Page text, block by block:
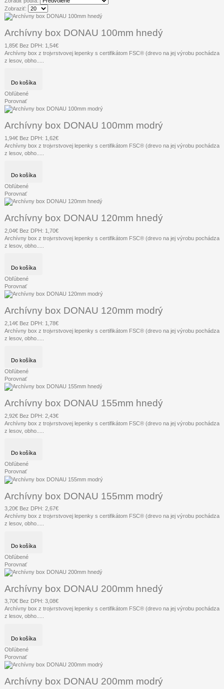
Zobraziť:
Archívny box DONAU 100mm hnedý
1,85€ Bez DPH: 1,54€
Archívny box z trojvrstvovej lepenky s certifikátom FSC® (drevo na jej výrobu pochádza
z lesov, obho.....
Do košíka
Obľúbené
Porovnať
Archívny box DONAU 100mm modrý
1,94€ Bez DPH: 1,62€
Archívny box z trojvrstvovej lepenky s certifikátom FSC® (drevo na jej výrobu pochádza
z lesov, obho.....
Do košíka
Obľúbené
Porovnať
Archívny box DONAU 120mm hnedý
2,04€ Bez DPH: 1,70€
Archívny box z trojvrstvovej lepenky s certifikátom FSC® (drevo na jej výrobu pochádza
z lesov, obho.....
Do košíka
Obľúbené
Porovnať
Archívny box DONAU 120mm modrý
2,14€ Bez DPH: 1,78€
Archívny box z trojvrstvovej lepenky s certifikátom FSC® (drevo na jej výrobu pochádza
z lesov, obho.....
Do košíka
Obľúbené
Porovnať
Archívny box DONAU 155mm hnedý
2,92€ Bez DPH: 2,43€
Archívny box z trojvrstvovej lepenky s certifikátom FSC® (drevo na jej výrobu pochádza
z lesov, obho.....
Do košíka
Obľúbené
Porovnať
Archívny box DONAU 155mm modrý
3,20€ Bez DPH: 2,67€
Archívny box z trojvrstvovej lepenky s certifikátom FSC® (drevo na jej výrobu pochádza
z lesov, obho.....
Do košíka
Obľúbené
Porovnať
Archívny box DONAU 200mm hnedý
3,70€ Bez DPH: 3,08€
Archívny box z trojvrstvovej lepenky s certifikátom FSC® (drevo na jej výrobu pochádza
z lesov, obho.....
Do košíka
Obľúbené
Porovnať
Archívny box DONAU 200mm modrý